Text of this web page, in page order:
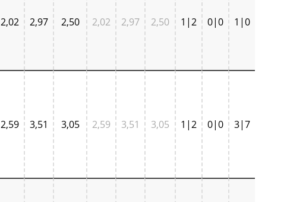
2,02 2,97 2,50 2,02 2,97 2,50 1|2 0|0 1|0
2,59 3,51 3,05 2,59 3,51 3,05 1|2 0|0 3|7